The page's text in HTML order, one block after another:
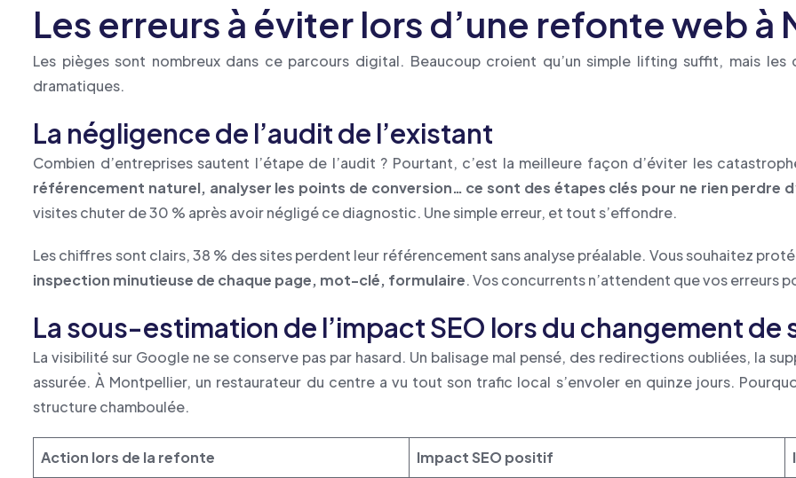
Les erreurs à éviter lors d’une refonte web
Les pièges sont nombreux dans ce parcours digital. Beaucoup croient qu’un simple lifting suffit, mais
dramatiques.
La négligence de l’audit de l’existant
Combien d’entreprises sautent l’étape de l’audit ? Pourtant, c’est la meilleure façon d’éviter les
référencement naturel, analyser les points de conversion… ce sont des étapes clés pour ne rien perdre
visites chuter de 30 % après avoir négligé ce diagnostic. Une simple erreur, et tout s’effondre.
Les chiffres sont clairs, 38 % des sites perdent leur référencement sans analyse préalable. Vous souhaitez
inspection minutieuse de chaque page, mot-clé, formulaire. Vos concurrents n’attendent que vos erreurs
La sous-estimation de l’impact SEO lors du changement de
La visibilité sur Google ne se conserve pas par hasard. Un balisage mal pensé, des redirections oubliées, la
assurée. À Montpellier, un restaurateur du centre a vu tout son trafic local s’envoler en quinze jours.
structure chamboulée.
Action lors de la refonte Impact SEO positif